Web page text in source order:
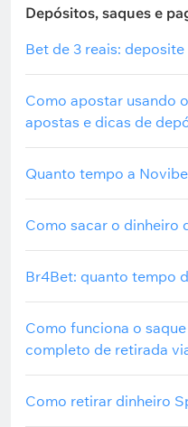
Depósitos, saques e
Bet de 3 reais:
Como apostar usando
apostas e dicas de
Quanto tempo a
Como sacar o dinheiro
Br4Bet: quanto tempo
Como funciona o
completo de retirada
Como retirar dinheiro